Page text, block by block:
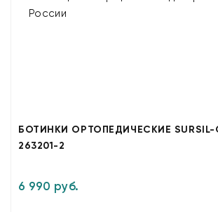
БОТИНКИ ОРТОПЕДИЧЕСКИЕ SURSIL-
263201-2
6 990 руб.